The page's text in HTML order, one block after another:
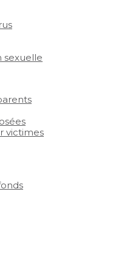
sexuelle
victimes